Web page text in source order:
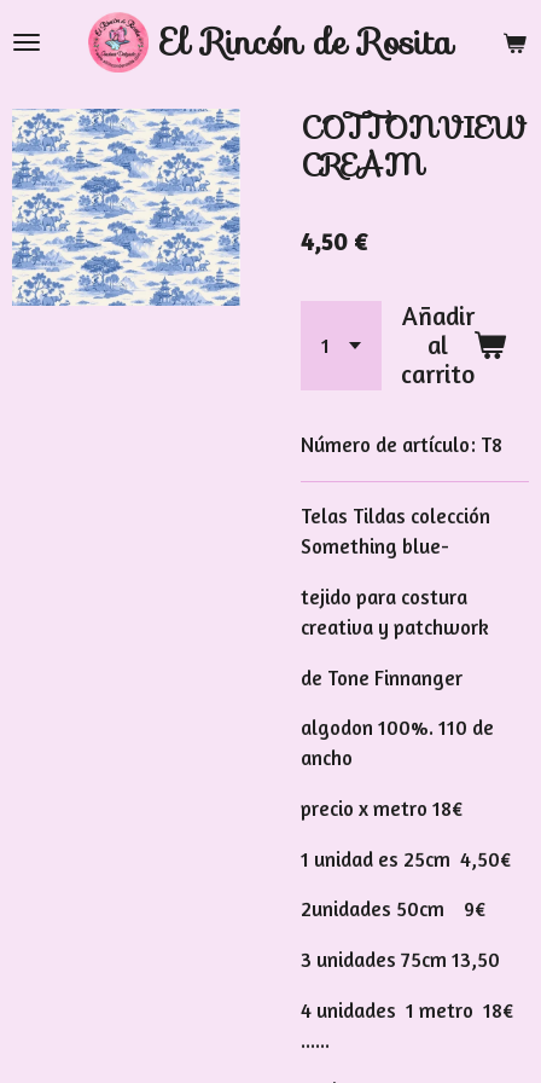
al
principal
El Rincón de Rosita
COTTONVIEW
CREAM
4,50 €
Añadir
al
carrito
Número de artículo: T8
Telas Tildas colección
Something blue-
tejido para costura
creativa y patchwork
de Tone Finnanger
algodon 100%. 110 de
ancho
precio x metro 18€
1 unidad es 25cm 4,50€
2unidades 50cm 9€
3 unidades 75cm 13,50
4 unidades 1 metro 18€
......